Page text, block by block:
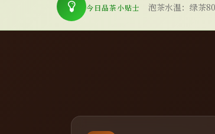
今日品茶小贴士 泡茶水温：绿茶